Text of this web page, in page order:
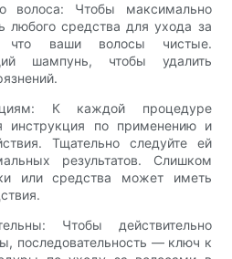
волоса: Чтобы максимально
любого средства для ухода за
что ваши волосы чистые.
шампунь, чтобы удалить
К каждой процедуре
инструкция по применению и
Тщательно следуйте ей
результатов. Слишком
или средства может иметь
Чтобы действительно
последовательность — ключ к